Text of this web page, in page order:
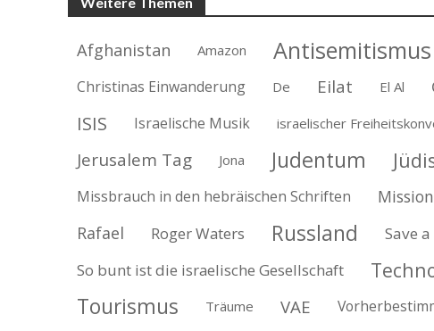
Afghanistan Amazon Antisemitismus
Christinas Einwanderung De Eilat El Al
ISIS Israelische Musik israelischer
Jerusalem Tag Jona Judentum
Missbrauch in den hebräischen Schriften
Rafael Roger Waters Russland Save
So bunt ist die israelische Gesellschaft
Tourismus Träume VAE